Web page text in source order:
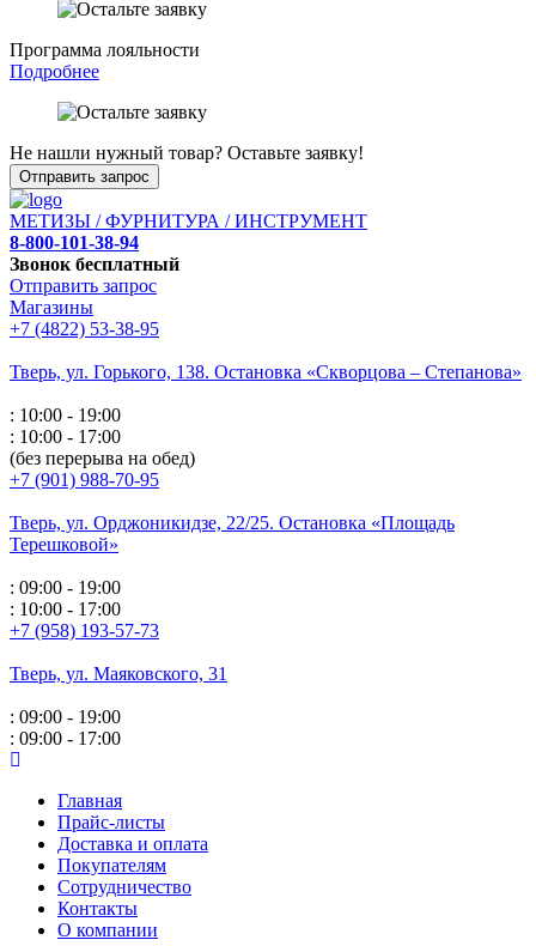
Программа лояльности
Подробнее
Не нашли нужный товар? Оставьте заявку!
Отправить запрос
МЕТИЗЫ / ФУРНИТУРА / ИНСТРУМЕНТ
8-800-101-38-94
Звонок бесплатный
Отправить запрос
Магазины
+7 (4822) 53-38-95
Тверь, ул. Горького, 138. Остановка «Скворцова – Степанова»
: 10:00 - 19:00
: 10:00 - 17:00
(без перерыва на обед)
+7 (901) 988-70-95
Тверь, ул. Орджоникидзе, 22/25. Остановка «Площадь
Терешковой»
: 09:00 - 19:00
: 10:00 - 17:00
+7 (958) 193-57-73
Тверь, ул. Маяковского, 31
: 09:00 - 19:00
: 09:00 - 17:00
Главная
Прайс-листы
Доставка и оплата
Покупателям
Сотрудничество
Контакты
О компании